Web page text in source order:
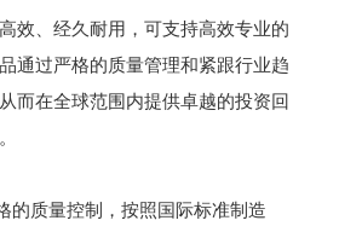
效、经久耐用，可支持高效专业的
通过严格的质量管理和紧跟行业趋
而在全球范围内提供卓越的投资回
的质量控制，按照国际标准制造